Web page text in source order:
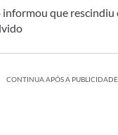
informou que
CONTINUA APÓS A PUBLICIDADE